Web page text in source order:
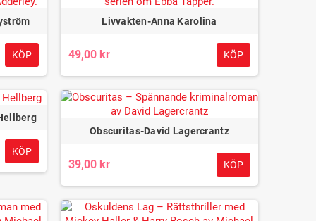
KÖP
Livvakten-Anna Karolina
49,00 kr KÖP
KÖP
Obscuritas-David Lagercrantz
39,00 kr KÖP